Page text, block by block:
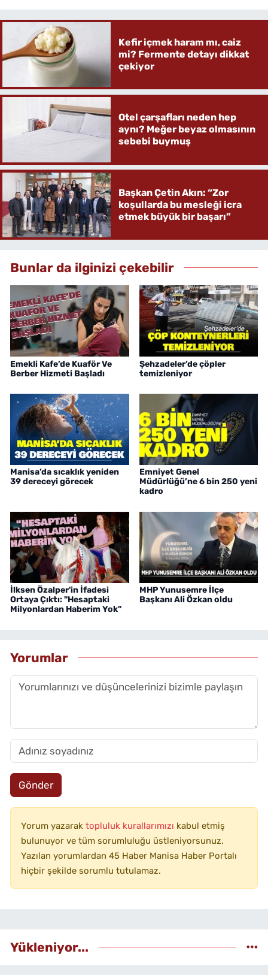
Kefir içmek haram mı, caiz
mi? Fermente detayı dikkat
çekiyor
Otel çarşafları neden hep
aynı? Meğer beyaz olmasının
sebebi buymuş
Başkan Çetin Akın: “Zor
koşullarda bu mesleği icra
etmek büyük bir başarı”
Bunlar da ilginizi çekebilir
Emekli Kafe’de Kuaför Ve
Berber Hizmeti Başladı
Şehzadeler’de çöpler
temizleniyor
Manisa’da sıcaklık yeniden
39 dereceyi görecek
Emniyet Genel
Müdürlüğü’ne 6 bin 250 yeni
kadro
İlksen Özalper'in İfadesi
Ortaya Çıktı: "Hesaptaki
Milyonlardan Haberim Yok"
MHP Yunusemre İlçe
Başkanı Ali Özkan oldu
Yorumlar
Gönder
Yorum yazarak topluluk kurallarımızı kabul etmiş
bulunuyor ve tüm sorumluluğu üstleniyorsunuz.
Yazılan yorumlardan 45 Haber Manisa Haber Portalı
hiçbir şekilde sorumlu tutulamaz.
Yükleniyor...